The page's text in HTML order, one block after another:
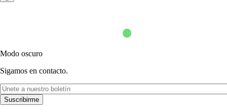
Modo oscuro
Sigamos en contacto.
Suscribirme